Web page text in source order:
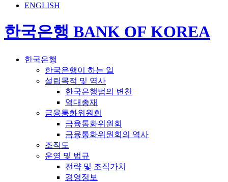
ENGLISH
한국은행 BANK OF KOREA
한국은행
한국은행이 하는 일
설립목적 및 역사
한국은행법의 변천
역대총재
금융통화위원회
금융통화위원회
금융통화위원회의 역사
조직도
운영 및 법규
전략 및 조직가치
경영정보